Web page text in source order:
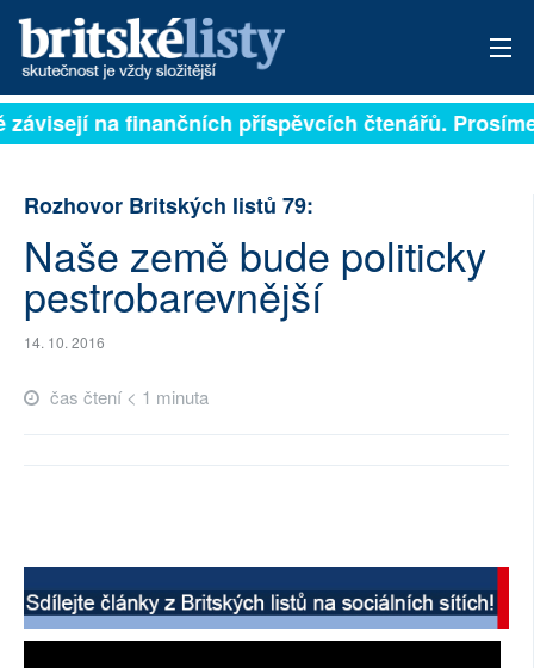
PŘIHLÁSIT
ROZHOVORY
TÉMATA
NEJČTENĚJŠÍ ZA 7 DNÍ
SOCIÁLNÍ SÍTĚ
RUBRIKY
na finančních příspěvcích čtenářů.
Rozhovor Britských listů 79:
Naše země bude politicky
pestrobarevnější
14. 10. 2016
čas čtení < 1 minuta